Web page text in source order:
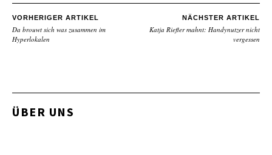
VORHERIGER ARTIKEL
Da brouwt sich was zusammen im
Hyperlokalen
NÄCHSTER ARTIKEL
Katja Riefler mahnt: Handynutzer nicht
vergessen
ÜBER UNS